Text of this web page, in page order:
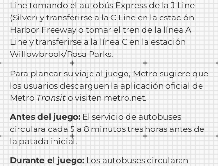
Line tomando el autobús Express de la J Line
(Silver) y transferirse a la C Line en la estación
Harbor Freeway o tomar el tren de la línea A
Line y transferirse a la línea C en la estación
Willowbrook/Rosa Parks.
Para planear su viaje al juego, Metro sugiere que
los usuarios descarguen la aplicación oficial de
Metro Transit o visiten metro.net.
Antes del juego: El servicio de autobuses
circulara cada 5 a 8 minutos tres horas antes de
la patada inicial.
Durante el juego: Los autobuses circularan